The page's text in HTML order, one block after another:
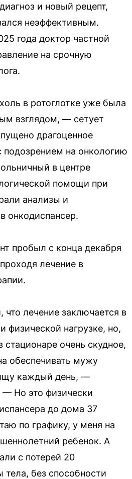
и новый рецепт,
неэффективным.
года доктор частной
на срочную
в ротоглотке уже была
взглядом, — сетует
драгоценное
подозрением на онкологию
в центре
помощи при
анализы и
онкодиспансер.
пробыл с конца декабря
лечение в
что лечение заключается в
физической нагрузке, но,
стационаре очень скудное,
обеспечивать мужу
каждый день, —
Но это физически
до дома 37
по графику, у меня на
ребенок. А
с потерей 20
без способности